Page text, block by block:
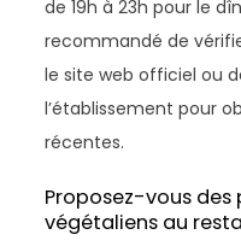
de 19h à 23h pour le
recommandé de
le site web officiel ou
l’établissement pour
récentes.
Proposez-vous
végétaliens au